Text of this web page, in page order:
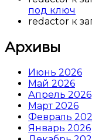
под ключ
redactor к
Архивы
Июнь 2026
Май 2026
Апрель 2026
Март 2026
Февраль
Январь 2026